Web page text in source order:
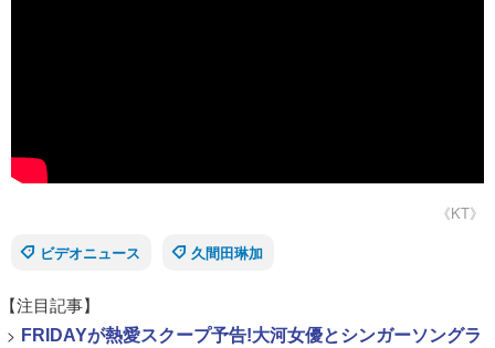
《KT》
ビデオニュース
久間田琳加
【注目記事】
> FRIDAYが熱愛スクープ予告!大河女優とシンガーソングラ